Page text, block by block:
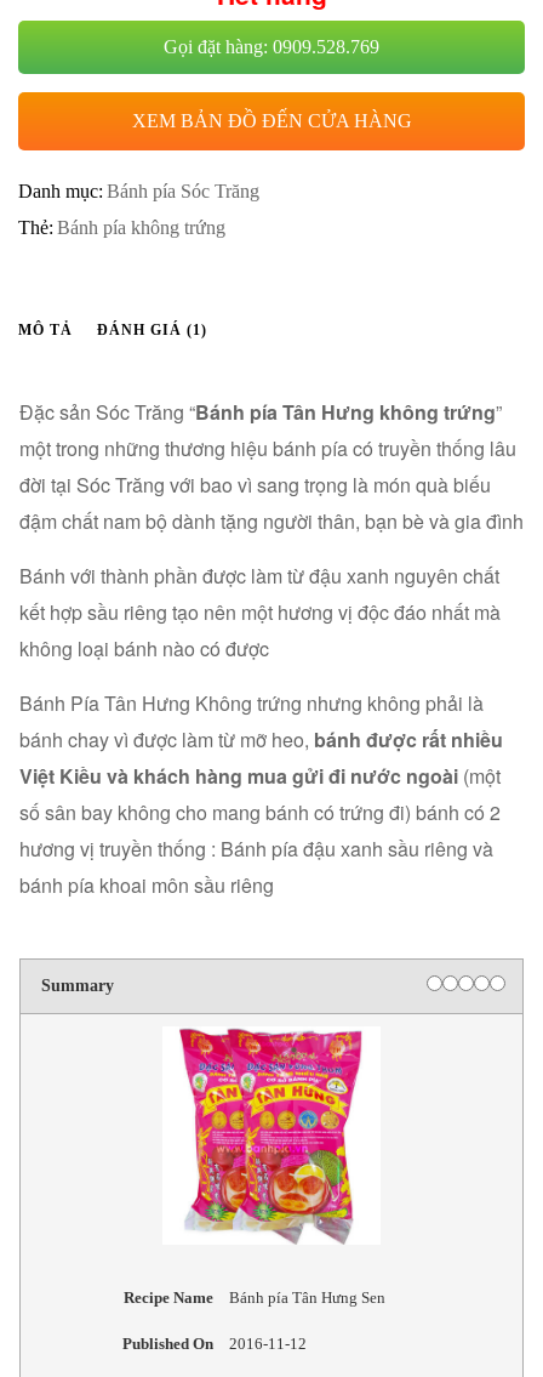
Gọi đặt hàng: 0909.528.769
XEM BẢN ĐỒ ĐẾN CỬA HÀNG
Danh mục: Bánh pía Sóc Trăng
Thẻ: Bánh pía không trứng
MÔ TẢ ĐÁNH GIÁ (1)
Đặc sản Sóc Trăng “Bánh pía Tân Hưng không trứng”
một trong những thương hiệu bánh pía có truyền thống lâu
đời tại Sóc Trăng với bao vì sang trọng là món quà biếu
đậm chất nam bộ dành tặng người thân, bạn bè và gia đình
Bánh với thành phần được làm từ đậu xanh nguyên chất
kết hợp sầu riêng tạo nên một hương vị độc đáo nhất mà
không loại bánh nào có được
Bánh Pía Tân Hưng Không trứng nhưng không phải là
bánh chay vì được làm từ mỡ heo, bánh được rất nhiều
Việt Kiều và khách hàng mua gửi đi nước ngoài (một
số sân bay không cho mang bánh có trứng đi) bánh có 2
hương vị truyền thống : Bánh pía đậu xanh sầu riêng và
bánh pía khoai môn sầu riêng
Summary
Recipe Name Bánh pía Tân Hưng Sen
Published On 2016-11-12